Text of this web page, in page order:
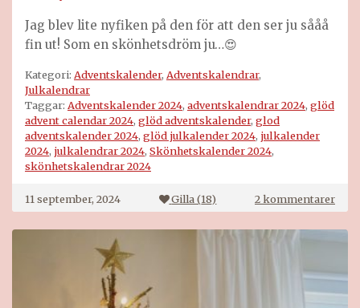
Jag blev lite nyfiken på den för att den ser ju sååå
fin ut! Som en skönhetsdröm ju…😍
Kategori: Adventskalender, Adventskalendrar,
Julkalendrar
Taggar: Adventskalender 2024, adventskalendrar 2024, glöd
advent calendar 2024, glöd adventskalender, glod
adventskalender 2024, glöd julkalender 2024, julkalender
2024, julkalendrar 2024, Skönhetskalender 2024,
skönhetskalendrar 2024
11 september, 2024 Gilla (18) 2 kommentarertill
Glöd